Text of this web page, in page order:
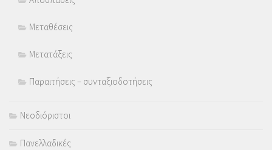
Μεταθέσεις
Μετατάξεις
Παραιτήσεις – συνταξιοδοτήσεις
Νεοδιόριστοι
Πανελλαδικές